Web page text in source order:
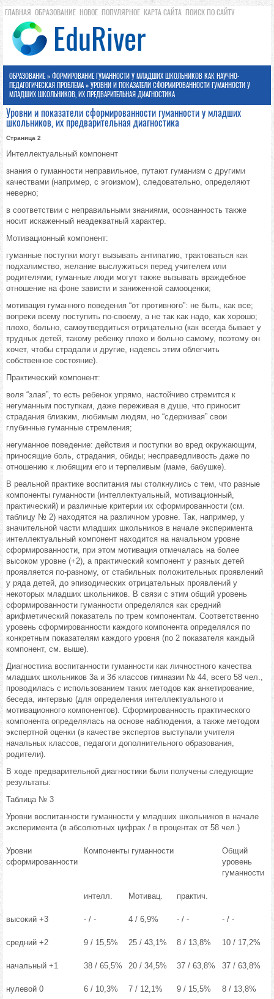
ГЛАВНАЯ ОБРАЗОВАНИЕ НОВОЕ ПОПУЛЯРНОЕ КАРТА САЙТА ПОИСК ПО САЙТУ
ОБРАЗОВАНИЕ» ФОРМИРОВАНИЕ ГУМАННОСТИ У МЛАДШИХ ШКОЛЬНИКОВ КАК НАУЧНО-
ПЕДАГОГИЧЕСКАЯ ПРОБЛЕМА » УРОВНИ И ПОКАЗАТЕЛИ СФОРМИРОВАННОСТИ ГУМАННОСТИ У
МЛАДШИХ ШКОЛЬНИКОВ, ИХ ПРЕДВАРИТЕЛЬНАЯ ДИАГНОСТИКА
Уровни и показатели сформированности гуманности у младших
школьников, их предварительная диагностика
Страница 2
Интеллектуальный компонент
знания о гуманности неправильное, путают гуманизм с другими
качествами (например, с эгоизмом), следовательно, определяют
неверно;
в соответствии с неправильными знаниями, осознанность также
носит искаженный неадекватный характер.
Мотивационный компонент:
гуманные поступки могут вызывать антипатию, трактоваться как
подхалимство, желание выслужиться перед учителем или
родителями; гуманные люди могут также вызывать враждебное
отношение на фоне зависти и заниженной самооценки;
мотивация гуманного поведения “от противного”: не быть, как все;
вопреки всему поступить по-своему, а не так как надо, как хорошо;
плохо, больно, самоутвердиться отрицательно (как всегда бывает у
трудных детей, такому ребенку плохо и больно самому, поэтому он
хочет, чтобы страдали и другие, надеясь этим облегчить
собственное состояние).
Практический компонент:
воля “злая”, то есть ребенок упрямо, настойчиво стремится к
негуманным поступкам, даже переживая в душе, что приносит
страдания близким, любимым людям, но “сдерживая” свои
глубинные гуманные стремления;
негуманное поведение: действия и поступки во вред окружающим,
приносящие боль, страдания, обиды; несправедливость даже по
отношению к любящим его и терпеливым (маме, бабушке).
В реальной практике воспитания мы столкнулись с тем, что разные
компоненты гуманности (интеллектуальный, мотивационный,
практический) и различные критерии их сформированности (см.
таблицу № 2) находятся на различном уровне. Так, например, у
значительной части младших школьников в начале эксперимента
интеллектуальный компонент находится на начальном уровне
сформированности, при этом мотивация отмечалась на более
высоком уровне (+2), а практический компонент у разных детей
проявляется по-разному, от стабильных положительных проявлений
у ряда детей, до эпизодических отрицательных проявлений у
некоторых младших школьников. В связи с этим общий уровень
сформированности гуманности определялся как средний
арифметический показатель по трем компонентам. Соответственно
уровень сформированности каждого компонента определялся по
конкретным показателям каждого уровня (по 2 показателя каждый
компонент, см. выше).
Диагностика воспитанности гуманности как личностного качества
младших школьников 3а и 3б классов гимназии № 44, всего 58 чел.,
проводилась с использованием таких методов как анкетирование,
беседа, интервью (для определения интеллектуального и
мотивационного компонентов). Сформированность практического
компонента определялась на основе наблюдения, а также методом
экспертной оценки (в качестве экспертов выступали учителя
начальных классов, педагоги дополнительного образования,
родители).
В ходе предварительной диагностики были получены следующие
результаты:
Таблица № 3
Уровни воспитанности гуманности у младших школьников в начале
эксперимента (в абсолютных цифрах / в процентах от 58 чел.)
Уровни
сформированности
Компоненты гуманности
Общий
уровень
гуманности
интелл. Мотивац. практич.
высокий +3 - / - 4 / 6,9% - / - - / -
средний +2 9 / 15,5% 25 / 43,1% 8 / 13,8% 10 / 17,2%
начальный +1 38 / 65,5% 20 / 34,5% 37 / 63,8% 37 / 63,8%
нулевой 0 6 / 10,3% 7 / 12,1% 9 / 15,5% 8 / 13,8%